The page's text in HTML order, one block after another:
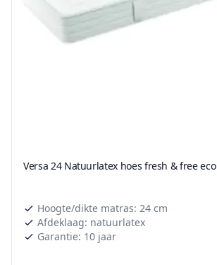
Versa 24 Natuurlatex hoes fresh & free eco
Hoogte/dikte matras: 24 cm
Afdeklaag: natuurlatex
Garantie: 10 jaar